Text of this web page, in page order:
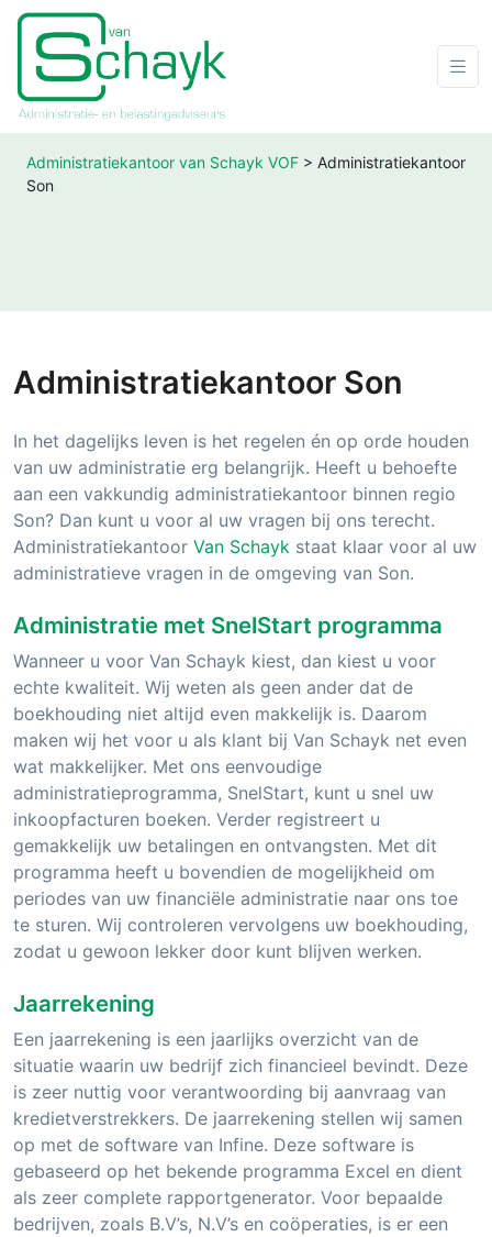
Administratiekantoor van Schayk VOF > Administratiekantoor
Son
Administratiekantoor Son
In het dagelijks leven is het regelen én op orde houden
van uw administratie erg belangrijk. Heeft u behoefte
aan een vakkundig administratiekantoor binnen regio
Son? Dan kunt u voor al uw vragen bij ons terecht.
Administratiekantoor Van Schayk staat klaar voor al uw
administratieve vragen in de omgeving van Son.
Administratie met SnelStart programma
Wanneer u voor Van Schayk kiest, dan kiest u voor
echte kwaliteit. Wij weten als geen ander dat de
boekhouding niet altijd even makkelijk is. Daarom
maken wij het voor u als klant bij Van Schayk net even
wat makkelijker. Met ons eenvoudige
administratieprogramma, SnelStart, kunt u snel uw
inkoopfacturen boeken. Verder registreert u
gemakkelijk uw betalingen en ontvangsten. Met dit
programma heeft u bovendien de mogelijkheid om
periodes van uw financiële administratie naar ons toe
te sturen. Wij controleren vervolgens uw boekhouding,
zodat u gewoon lekker door kunt blijven werken.
Jaarrekening
Een jaarrekening is een jaarlijks overzicht van de
situatie waarin uw bedrijf zich financieel bevindt. Deze
is zeer nuttig voor verantwoording bij aanvraag van
kredietverstrekkers. De jaarrekening stellen wij samen
op met de software van Infine. Deze software is
gebaseerd op het bekende programma Excel en dient
als zeer complete rapportgenerator. Voor bepaalde
bedrijven, zoals B.V’s, N.V’s en coöperaties, is er een